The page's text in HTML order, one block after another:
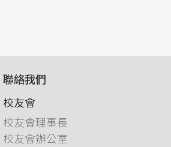
聯絡我們
校友會
校友會理事長
校友會辦公室